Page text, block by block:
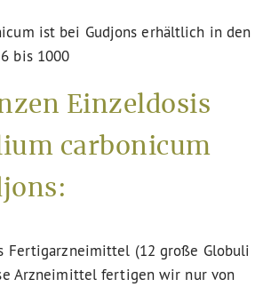
ist bei Gudjons erhältlich in den
bis 1000
Einzeldosis
carbonicum
Fertigarzneimittel (12 große Globuli
Arzneimittel fertigen wir nur von